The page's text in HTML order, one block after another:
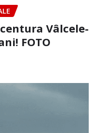
Vâlcele-
FOTO